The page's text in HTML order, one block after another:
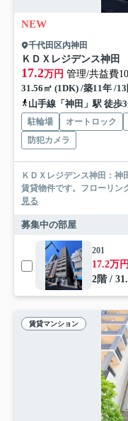
NEW
千代田区内神田
ＫＤＸレジデンス神田
17.2万円 管理/共益費
31.56㎡ (1DK) /築11年 /
山手線「神田」駅 徒歩
駐輪場 オートロック
防犯カメラ
ＫＤＸレジデンス神田：
賃貸物件です。フローリン
見る
募集中の部屋
201
17.2万円
2階 /
賃貸マンション